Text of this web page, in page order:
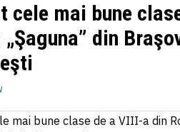
1 EGP
1 INR
1 NZD
cele mai bune
din